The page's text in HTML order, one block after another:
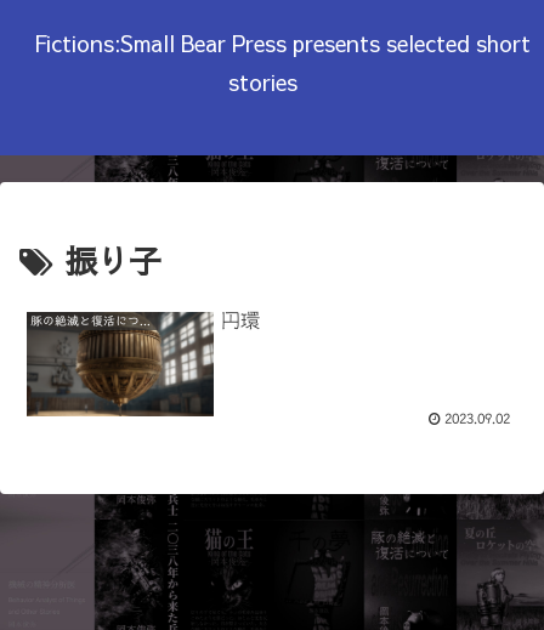
Fictions:Small Bear Press presents selected short
stories
振り子
豚の絶滅と復活について 円環
2023.09.02